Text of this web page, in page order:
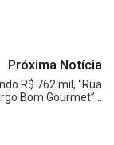
Próxima Notícia
R$ 762 mil, “Rua
Bom Gourmet”…